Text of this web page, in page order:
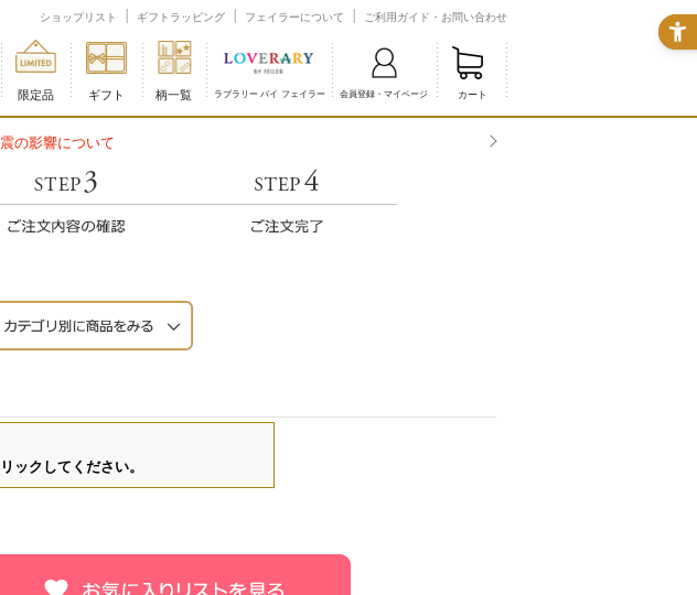
ショップリスト ギフトラッピング フェイラーについて ご利用ガイド・お問い合わせ
限定品 ギフト 柄一覧 ラブラリー バイ フェイラー 会員登録・マイページ カート
の影響について
ックしてください。